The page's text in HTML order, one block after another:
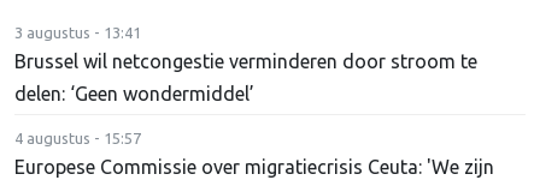
3 augustus - 13:41
Brussel wil netcongestie verminderen door stroom te
delen: ‘Geen wondermiddel’
4 augustus - 15:57
Europese Commissie over migratiecrisis Ceuta: 'We zijn